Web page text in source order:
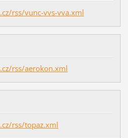
rss/vunc-vvs-vva.xml
rss/aerokon.xml
rss/topaz.xml